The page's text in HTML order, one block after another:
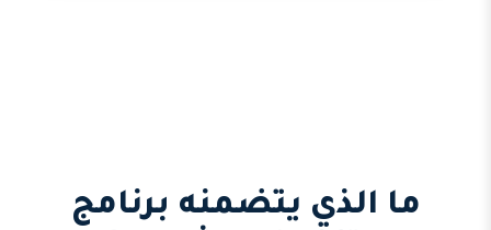
ما الذي يتضمنه برنامج